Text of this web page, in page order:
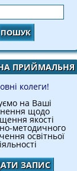
ПРИЙМАЛЬНЯ
колеги!
на Ваші
щодо
якості
методичного
освітньої
ЗАПИС